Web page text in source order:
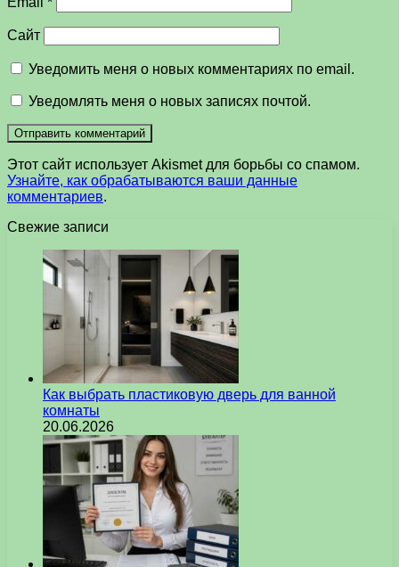
Сайт
Уведомить меня о новых комментариях по email.
Уведомлять меня о новых записях почтой.
Этот сайт использует Akismet для борьбы со спамом.
Узнайте, как обрабатываются ваши данные
комментариев.
Свежие записи
Как выбрать пластиковую дверь для ванной
комнаты
20.06.2026